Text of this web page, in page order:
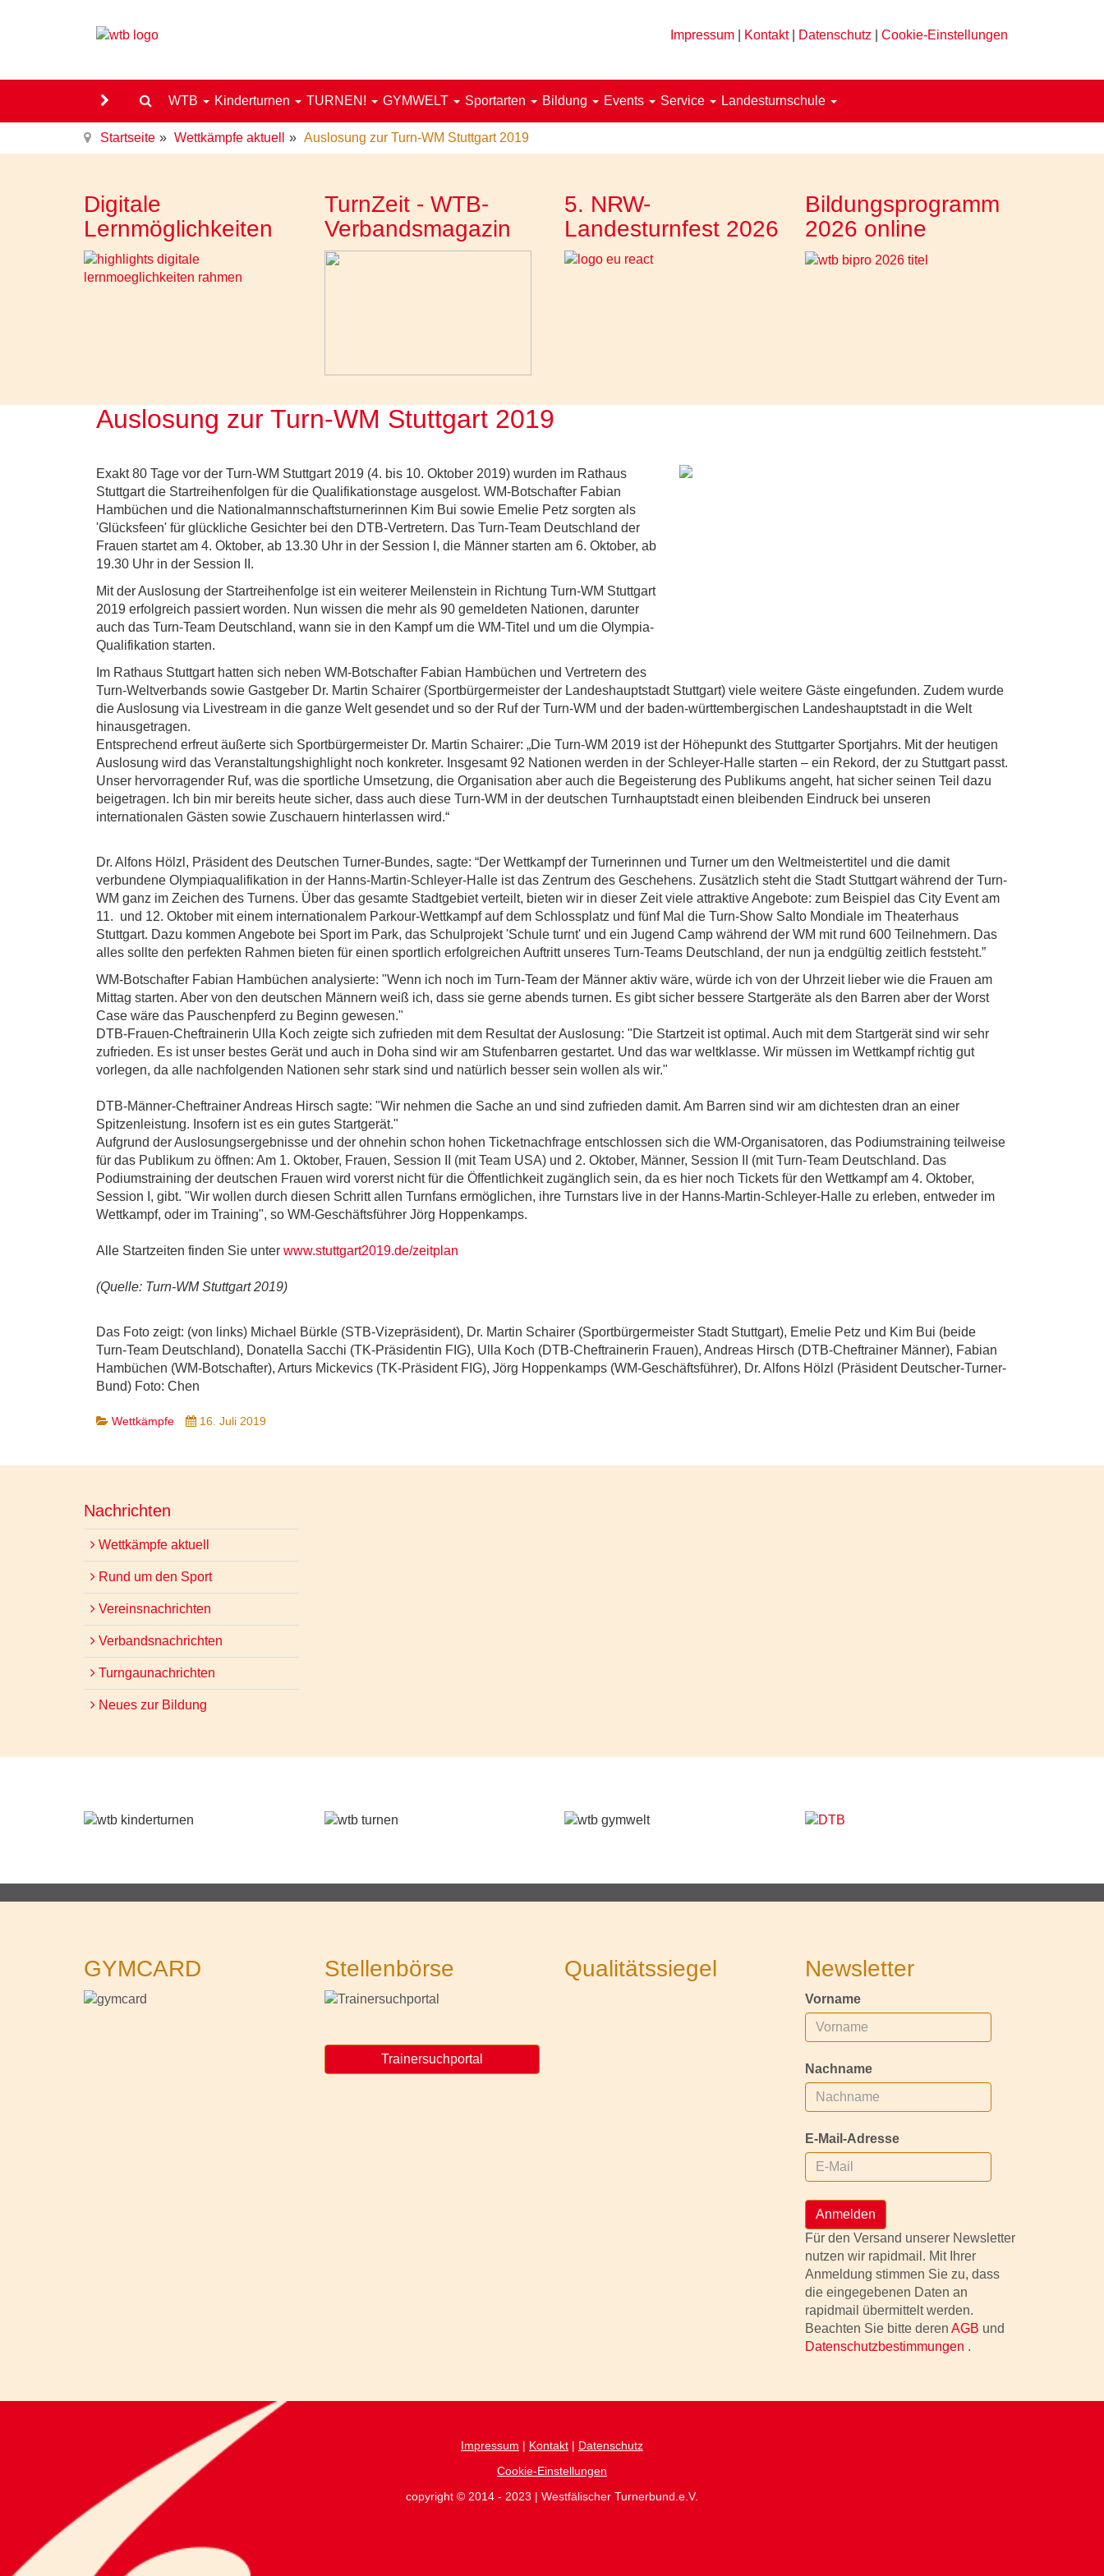
Impressum Kontakt| Datenschutz Cookie-Einstellungen
WTB Kinderturnen TURNEN! GYMWELT Sportarten Bildung Events Service Landesturnschule
Startseite Wettkämpfe aktuell Auslosung zur Turn-WM Stuttgart 2019
Digitale
Lernmöglichkeiten
TurnZeit - WTB-
Verbandsmagazin
5. NRW-
Landesturnfest 2026
Bildungsprogramm
2026 online
Auslosung zur Turn-WM Stuttgart 2019
Exakt 80 Tage vor der Turn-WM Stuttgart 2019 (4. bis 10. Oktober 2019) wurden im Rathaus
Stuttgart die Startreihenfolgen für die Qualifikationstage ausgelost. WM-Botschafter Fabian
Hambüchen und die Nationalmannschaftsturnerinnen Kim Bui sowie Emelie Petz sorgten als
'Glücksfeen' für glückliche Gesichter bei den DTB-Vertretern. Das Turn-Team Deutschland der
Frauen startet am 4. Oktober, ab 13.30 Uhr in der Session I, die Männer starten am 6. Oktober, ab
19.30 Uhr in der Session II.
Mit der Auslosung der Startreihenfolge ist ein weiterer Meilenstein in Richtung Turn-WM Stuttgart
2019 erfolgreich passiert worden. Nun wissen die mehr als 90 gemeldeten Nationen, darunter
auch das Turn-Team Deutschland, wann sie in den Kampf um die WM-Titel und um die Olympia-
Qualifikation starten.
Im Rathaus Stuttgart hatten sich neben WM-Botschafter Fabian Hambüchen und Vertretern des
Turn-Weltverbands sowie Gastgeber Dr. Martin Schairer (Sportbürgermeister der Landeshauptstadt Stuttgart) viele weitere Gäste eingefunden. Zudem wurde
die Auslosung via Livestream in die ganze Welt gesendet und so der Ruf der Turn-WM und der baden-württembergischen Landeshauptstadt in die Welt
hinausgetragen.
Entsprechend erfreut äußerte sich Sportbürgermeister Dr. Martin Schairer: „Die Turn-WM 2019 ist der Höhepunkt des Stuttgarter Sportjahrs. Mit der heutigen
Auslosung wird das Veranstaltungshighlight noch konkreter. Insgesamt 92 Nationen werden in der Schleyer-Halle starten – ein Rekord, der zu Stuttgart passt.
Unser hervorragender Ruf, was die sportliche Umsetzung, die Organisation aber auch die Begeisterung des Publikums angeht, hat sicher seinen Teil dazu
beigetragen. Ich bin mir bereits heute sicher, dass auch diese Turn-WM in der deutschen Turnhauptstadt einen bleibenden Eindruck bei unseren
internationalen Gästen sowie Zuschauern hinterlassen wird.“
Dr. Alfons Hölzl, Präsident des Deutschen Turner-Bundes, sagte: “Der Wettkampf der Turnerinnen und Turner um den Weltmeistertitel und die damit
verbundene Olympiaqualifikation in der Hanns-Martin-Schleyer-Halle ist das Zentrum des Geschehens. Zusätzlich steht die Stadt Stuttgart während der Turn-
WM ganz im Zeichen des Turnens. Über das gesamte Stadtgebiet verteilt, bieten wir in dieser Zeit viele attraktive Angebote: zum Beispiel das City Event am
11. und 12. Oktober mit einem internationalem Parkour-Wettkampf auf dem Schlossplatz und fünf Mal die Turn-Show Salto Mondiale im Theaterhaus
Stuttgart. Dazu kommen Angebote bei Sport im Park, das Schulprojekt 'Schule turnt' und ein Jugend Camp während der WM mit rund 600 Teilnehmern. Das
alles sollte den perfekten Rahmen bieten für einen sportlich erfolgreichen Auftritt unseres Turn-Teams Deutschland, der nun ja endgültig zeitlich feststeht.”
WM-Botschafter Fabian Hambüchen analysierte: "Wenn ich noch im Turn-Team der Männer aktiv wäre, würde ich von der Uhrzeit lieber wie die Frauen am
Mittag starten. Aber von den deutschen Männern weiß ich, dass sie gerne abends turnen. Es gibt sicher bessere Startgeräte als den Barren aber der Worst
Case wäre das Pauschenpferd zu Beginn gewesen."
DTB-Frauen-Cheftrainerin Ulla Koch zeigte sich zufrieden mit dem Resultat der Auslosung: "Die Startzeit ist optimal. Auch mit dem Startgerät sind wir sehr
zufrieden. Es ist unser bestes Gerät und auch in Doha sind wir am Stufenbarren gestartet. Und das war weltklasse. Wir müssen im Wettkampf richtig gut
vorlegen, da alle nachfolgenden Nationen sehr stark sind und natürlich besser sein wollen als wir."
DTB-Männer-Cheftrainer Andreas Hirsch sagte: "Wir nehmen die Sache an und sind zufrieden damit. Am Barren sind wir am dichtesten dran an einer
Spitzenleistung. Insofern ist es ein gutes Startgerät."
Aufgrund der Auslosungsergebnisse und der ohnehin schon hohen Ticketnachfrage entschlossen sich die WM-Organisatoren, das Podiumstraining teilweise
für das Publikum zu öffnen: Am 1. Oktober, Frauen, Session II (mit Team USA) und 2. Oktober, Männer, Session II (mit Turn-Team Deutschland. Das
Podiumstraining der deutschen Frauen wird vorerst nicht für die Öffentlichkeit zugänglich sein, da es hier noch Tickets für den Wettkampf am 4. Oktober,
Session I, gibt. "Wir wollen durch diesen Schritt allen Turnfans ermöglichen, ihre Turnstars live in der Hanns-Martin-Schleyer-Halle zu erleben, entweder im
Wettkampf, oder im Training", so WM-Geschäftsführer Jörg Hoppenkamps.
Alle Startzeiten finden Sie unter www.stuttgart2019.de/zeitplan
(Quelle: Turn-WM Stuttgart 2019)
Das Foto zeigt: (von links) Michael Bürkle (STB-Vizepräsident), Dr. Martin Schairer (Sportbürgermeister Stadt Stuttgart), Emelie Petz und Kim Bui (beide
Turn-Team Deutschland), Donatella Sacchi (TK-Präsidentin FIG), Ulla Koch (DTB-Cheftrainerin Frauen), Andreas Hirsch (DTB-Cheftrainer Männer), Fabian
Hambüchen (WM-Botschafter), Arturs Mickevics (TK-Präsident FIG), Jörg Hoppenkamps (WM-Geschäftsführer), Dr. Alfons Hölzl (Präsident Deutscher-Turner-
Bund) Foto: Chen
Wettkämpfe 16. Juli 2019
Nachrichten
Wettkämpfe aktuell
Rund um den Sport
Vereinsnachrichten
Verbandsnachrichten
Turngaunachrichten
Neues zur Bildung
GYMCARD Stellenbörse
Trainersuchportal
Qualitätssiegel Newsletter
Vorname
Nachname
E-Mail-Adresse
Anmelden
Für den Versand unserer Newsletter
nutzen wir rapidmail. Mit Ihrer
Anmeldung stimmen Sie zu, dass
die eingegebenen Daten an
rapidmail übermittelt werden.
Beachten Sie bitte deren AGB und
Datenschutzbestimmungen .
Impressum | Kontakt | Datenschutz
Cookie-Einstellungen
copyright © 2014 - 2023 | Westfälischer Turnerbund.e.V.